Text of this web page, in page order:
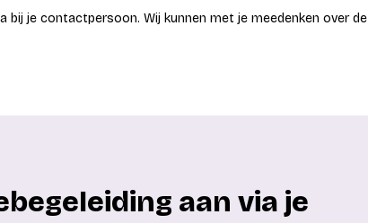
bij je contactpersoon. Wij kunnen met je meedenken over de
aan via je